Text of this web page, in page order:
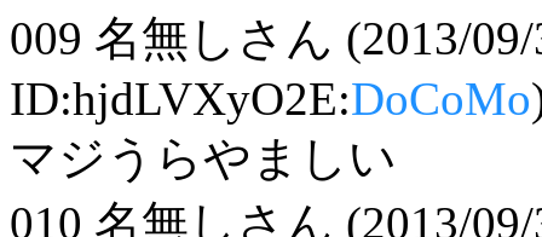
009 名無しさん (2013/
ID:hjdLVXyO2E:DoCoMo
マジうらやましい
010 名無しさん (2013/